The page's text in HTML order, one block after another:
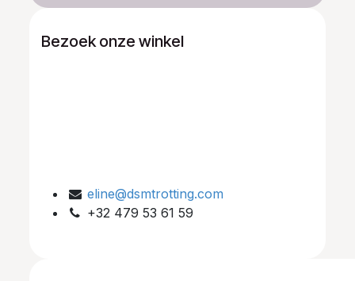
Bezoek onze winkel
eline@dsmtrotting.com
+32 479 53 61 59